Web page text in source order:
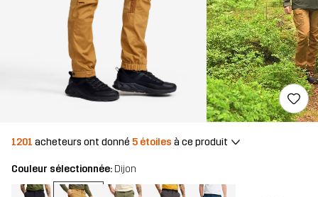
1201 acheteurs ont donné 5 étoiles à ce produit
Couleur sélectionnée: Dijon